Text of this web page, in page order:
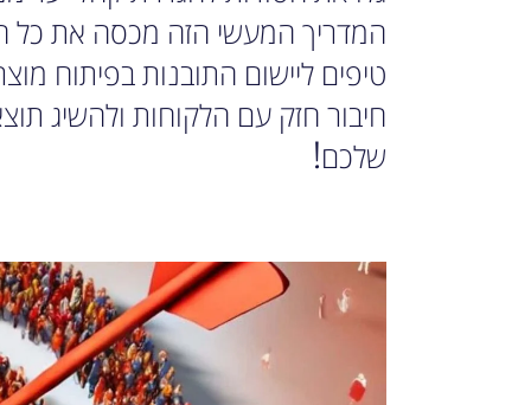
המדריך המעשי הזה מכסה את כל
טיפים ליישום התובנות בפיתוח
חיבור חזק עם הלקוחות ולהשיג
שלכם!